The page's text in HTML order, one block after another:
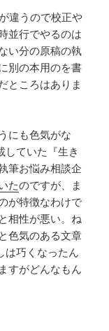
違うので校正や
並行でやるのは
い分の原稿の執
別の本用のを書
ところはありま
にも色気がな
ていた『生き
筆お悩み相談企
たのですが、ま
が特徴なわけで
相性が悪い。ね
色気のある文章
巧くなったん
すがどんなもん